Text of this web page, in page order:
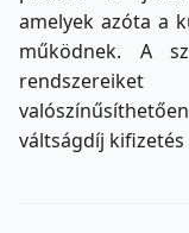
amelyek azóta a
működnek. A
váltságdíj